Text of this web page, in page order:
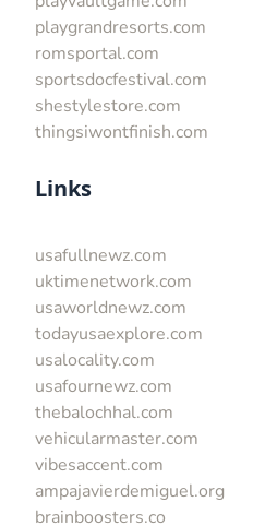
playgrandresorts.com
romsportal.com
sportsdocfestival.com
shestylestore.com
thingsiwontfinish.com
Links
usafullnewz.com
uktimenetwork.com
usaworldnewz.com
todayusaexplore.com
usalocality.com
usafournewz.com
thebalochhal.com
vehicularmaster.com
vibesaccent.com
ampajavierdemiguel.org
brainboosters.co